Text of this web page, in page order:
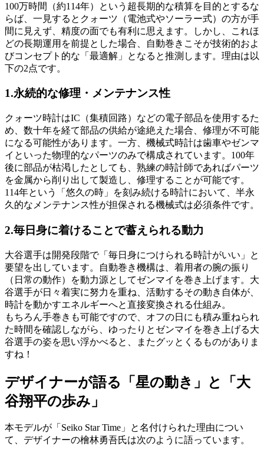
100万時間（約114年）という超長期的な積算を目的とするな
らば、一見するとクォーツ（電池式やソーラー式）の方が手
間に見えず、精度の面でも有利に思えます。しかし、これほ
どの長期運用を前提とした場合、自動巻きこそが技術的およ
びコンセプト的な「最適解」となると推測します。理由は以
下の2点です。
1.永続的な修理・メンテナンス性
クォーツ時計はIC（集積回路）などの電子部品を使用するた
め、数十年を経て部品の供給が途絶えた場合、修理が不可能
になる可能性があります。一方、機械式時計は歯車やゼンマ
イといった物理的なパーツのみで構成されています。100年
後に部品が枯渇したとしても、熟練の時計師であればパーツ
を金属から削り出して製造し、修理することが可能です。
114年という「悠久の時」を刻み続ける時計において、半永
久的なメンテナンス性が担保される機械式は必須条件です。
2.毎日身に着けることで蓄えられる動力
大谷選手は開発段階で「毎日身につけられる時計がいい」と
要望を出しています。自動巻き機構は、着用者の腕の振り
（日常の動作）を動力源としてゼンマイを巻き上げます。大
谷選手が日々着実に努力を重ね、活動するその動き自体が、
時計を動かすエネルギーへと直接変換される仕組み。
もちろん手巻きも可能ですので、オフの日にも積み重ねられ
た時間を確認しながら、ゆったりとゼンマイを巻き上げる大
谷選手の姿を思い浮かべると、またグッとくるものがありま
すね！
デザイナーが語る「星の動き」と「大
谷翔平の歩み」
本モデルが「Seiko Star Time」と名付けられた理由につい
て、デザイナーの檜林勇吾氏は次のように語っています。